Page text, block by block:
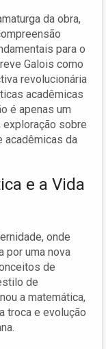
da obra,
para o
Galois como
revolucionária
acadêmicas
é apenas um
exploração sobre
acadêmicas da
e a Vida
onde
por uma nova
de
de
a matemática,
troca e evolução